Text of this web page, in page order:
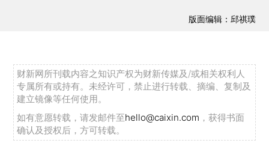
版面编辑：邱祺璞
财新网所刊载内容之知识产权为财新传媒及/或相关权利人
专属所有或持有。未经许可，禁止进行转载、摘编、复制及
建立镜像等任何使用。
如有意愿转载，请发邮件至hello@caixin.com ，获得书面
确认及授权后，方可转载。